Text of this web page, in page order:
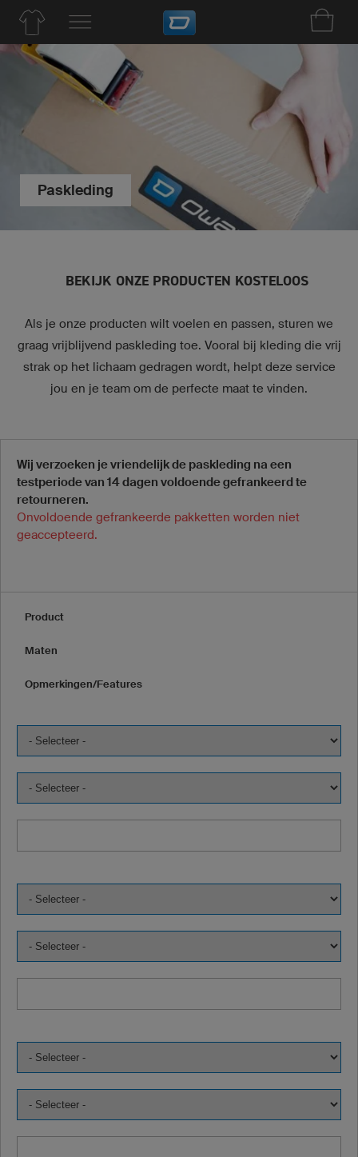
Paskleding
BEKIJK ONZE PRODUCTEN KOSTELOOS
Als je onze producten wilt voelen en passen, sturen we
graag vrijblijvend paskleding toe. Vooral bij kleding die vrij
strak op het lichaam gedragen wordt, helpt deze service
jou en je team om de perfecte maat te vinden.
Wij verzoeken je vriendelijk de paskleding na een
testperiode van 14 dagen voldoende gefrankeerd te
retourneren.
Onvoldoende gefrankeerde pakketten worden niet
geaccepteerd.
Product
Maten
Opmerkingen/Features